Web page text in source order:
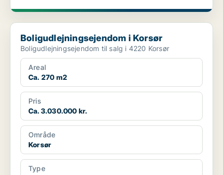
Boligudlejningsejendom i Korsør
Boligudlejningsejendom i Korsør
Boligudlejningsejendom til salg i 4220 Korsør
Areal
Ca. 270 m2
Pris
Ca. 3.030.000 kr.
Område
Korsør
Type